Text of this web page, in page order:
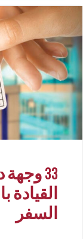
33
القيادة
السفر